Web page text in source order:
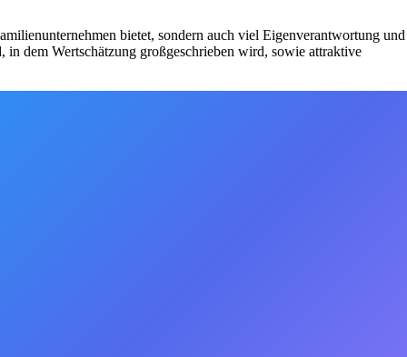
bietet, sondern auch viel Eigenverantwortung und
dem Wertschätzung großgeschrieben wird, sowie attraktive